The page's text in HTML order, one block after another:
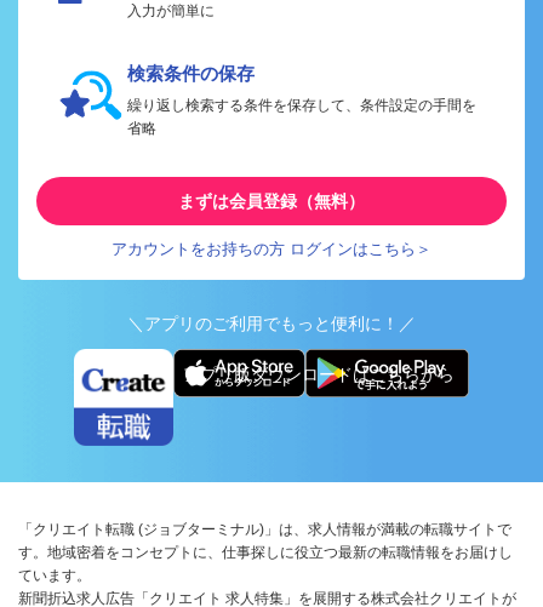
入力が簡単に
検索条件の保存
繰り返し検索する条件を保存して、条件設定の手間を
省略
まずは会員登録（無料）
アカウントをお持ちの方 ログインはこちら＞
＼アプリのご利用でもっと便利に！／
アプリ版ダウンロードはこちらから
「クリエイト転職 (ジョブターミナル)」は、求人情報が満載の転職サイトで
す。地域密着をコンセプトに、仕事探しに役立つ最新の転職情報をお届けし
ています。
新聞折込求人広告「クリエイト 求人特集」を展開する株式会社クリエイトが